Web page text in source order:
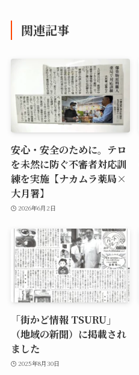
関連記事
安心・安全のために。テロ
を未然に防ぐ不審者対応訓
練を実施【ナカムラ薬局×
大月署】
2026年6月2日
「街かど情報 TSURU」
（地域の新聞）に掲載され
ました
2025年8月30日